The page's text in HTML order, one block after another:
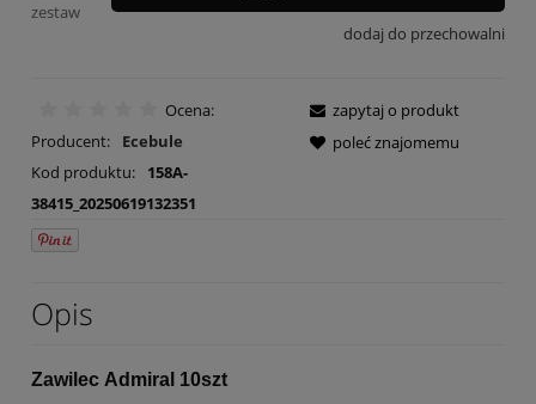
zestaw
dodaj do przechowalni
Ocena:
Producent:
Ecebule
Kod produktu:
158A-
38415_20250619132351
zapytaj o produkt
poleć znajomemu
Opis
Zawilec Admiral 10szt